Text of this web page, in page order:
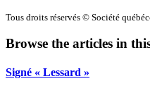
Tous droits réservés © Société
Browse the articles in
Signé « Lessard »